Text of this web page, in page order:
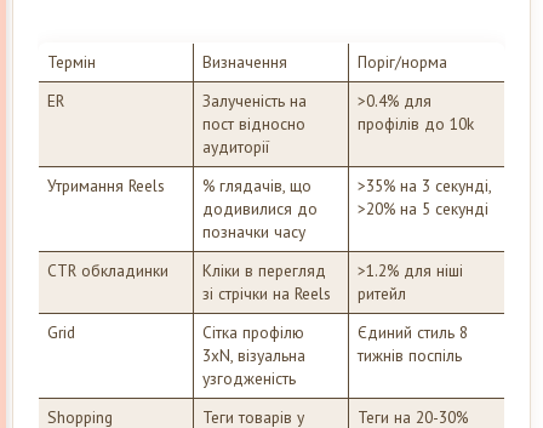
Термін Визначення
Поріг/норма
ER
Залученість на
пост відносно
аудиторії
>0.4% для
профілів до 10k
Утримання Reels
% глядачів, що
додивилися до
позначки часу
>35% на 3 секунді,
>20% на 5 секунді
CTR обкладинки
Кліки в перегляд
зі стрічки на Reels
>1.2% для ніші
ритейл
Grid
Сітка профілю
3xN, візуальна
узгодженість
Єдиний стиль 8
тижнів поспіль
Shopping Теги товарів у Теги на 20-30%